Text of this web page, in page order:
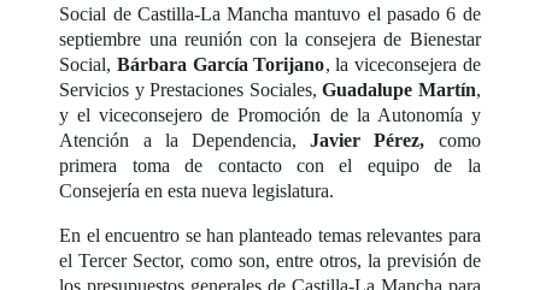
Social de Castilla-La Mancha mantuvo el pasado 6 de
septiembre una reunión con la consejera de Bienestar
Social, Bárbara García Torijano, la viceconsejera de
Servicios y Prestaciones Sociales,Guadalupe Martín,
y el viceconsejero de Promoción de la Autonomía y
Atención a la Dependencia,Javier Pérez, como
primera toma de contacto con el equipo de la
Consejería en esta nueva legislatura.
En el encuentro se han planteado temas relevantes para
el Tercer Sector, como son, entre otros, la previsión de
los presupuestos generales de Castilla-La Mancha para